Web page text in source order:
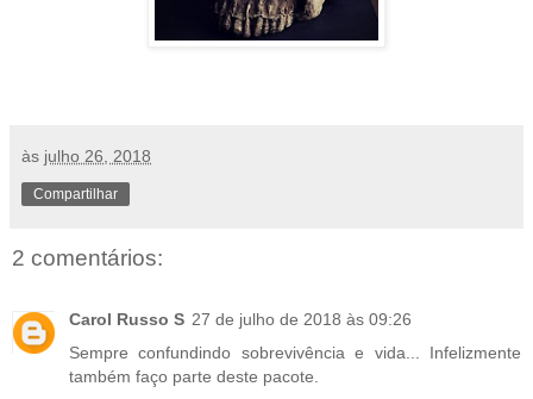
às julho 26, 2018
Compartilhar
2 comentários:
Carol Russo S 27 de julho de 2018 às 09:26
Sempre confundindo sobrevivência e vida... Infelizmente
também faço parte deste pacote.